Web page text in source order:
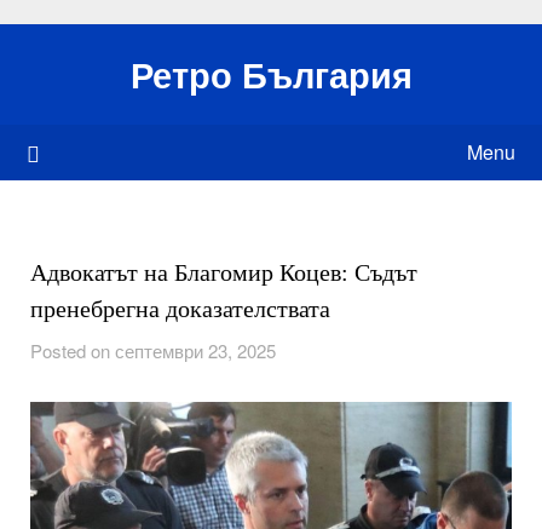
Ретро България
Menu
Адвокатът на Благомир Коцев: Съдът
пренебрегна доказателствата
Posted on септември 23, 2025